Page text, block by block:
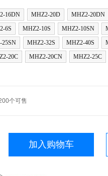
16DN MHZ2-20D MHZ2-20DN
6S MHZ2-10S MHZ2-10SN
25SN MHZ2-32S MHZ2-40S
20C MHZ2-20CN MHZ2-25C
个可售
加入购物车